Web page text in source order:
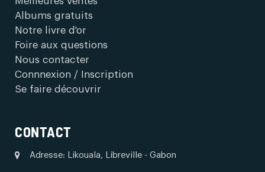
Albums gratuits
Notre livre d'or
Foire aux questions
Nous contacter
Connnexion / Inscription
Se faire découvrir
CONTACT
Adresse: Likouala, Libreville - Gabon